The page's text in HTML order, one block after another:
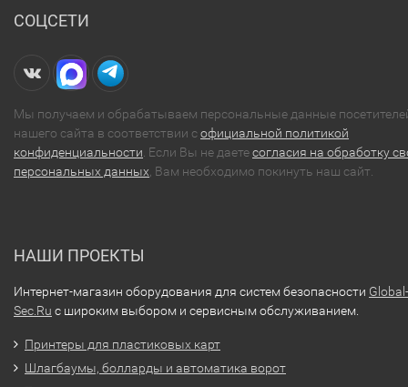
СОЦСЕТИ
Мы получаем и обрабатываем персональные данные
нашего сайта в соответствии софициальной политикой
конфиденциальности . Если Вы не даетесогласия на обработку
персональных данных , Вам необходимо покинуть наш сайт.
НАШИ ПРОЕКТЫ
Интернет-магазин оборудования для систем безопасности Global-
Sec.Ru с широким выбором и сервисным обслуживанием.
Принтеры для пластиковых карт
Шлагбаумы, болларды и автоматика ворот